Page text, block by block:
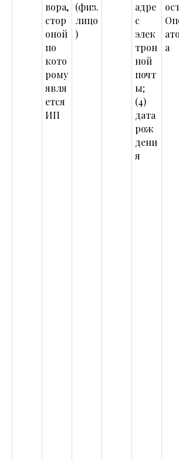
вора,
стор
оной
по
кото
рому
явля
ется
ИП
(физ.
лицо
)
адре
с
элек
трон
ной
почт
ы;
(4)
дата
рож
дени
я
а